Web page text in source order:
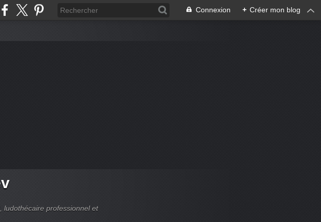
Connexion + Créer mon blog
ludothécaire professionnel et